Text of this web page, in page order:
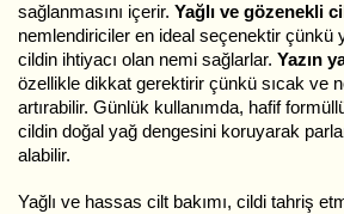
sağlanmasını içerir. Yağlı ve gözenekli
nemlendiriciler en ideal seçenektir çünkü
cildin ihtiyacı olan nemi sağlarlar. Yazın
özellikle dikkat gerektirir çünkü sıcak ve
artırabilir. Günlük kullanımda, hafif
cildin doğal yağ dengesini koruyarak
alabilir.
Yağlı ve hassas cilt bakımı, cildi tahriş